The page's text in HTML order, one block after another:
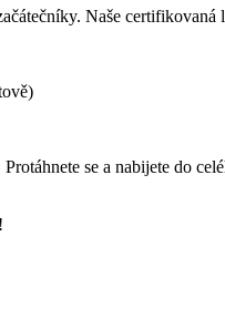
Naše
se a nabijete do